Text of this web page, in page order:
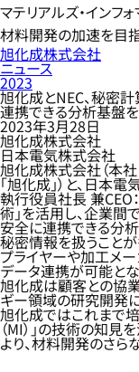
マテリアルズ・インフ
材料開発の加速を目
旭化成株式会社
ニュース
2023
旭化成とNEC、秘密
連携できる分析基盤
2023年3月28日
旭化成株式会社
日本電気株式会社
旭化成株式会社（本
「旭化成」）と、日本
執行役員社長 兼CEO：
術」を活用し、企業
安全に連携できる分
秘密情報を扱うこと
プライヤーや加工メ
データ連携が可能とな
旭化成は顧客との協
ギー領域の研究開発
旭化成ではこれまで培
（MI）」の技術の知見
より、材料開発のさら